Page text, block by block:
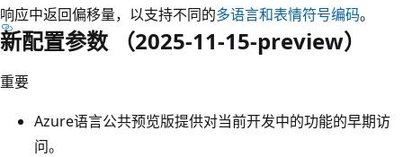
响应中返回偏移量，以支持不同的多语言和表情符号编码。
新配置参数 （2025-11-15-preview）
重要
Azure语言公共预览版提供对当前开发中的功能的早期访
问。